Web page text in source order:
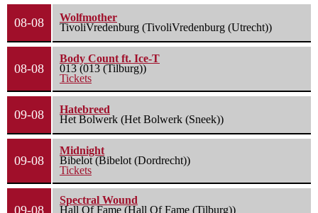
08-08
Wolfmother
TivoliVredenburg (TivoliVredenburg (Utrecht))
08-08
Body Count ft. Ice-T
013 (013 (Tilburg))
Tickets
09-08
Hatebreed
Het Bolwerk (Het Bolwerk (Sneek))
09-08
Midnight
Bibelot (Bibelot (Dordrecht))
Tickets
Spectral Wound
Hall Of Fame (Hall Of Fame (Tilburg))